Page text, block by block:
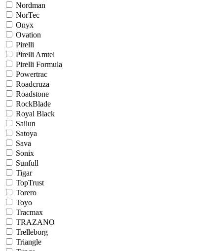
Nordman
NorTec
Onyx
Ovation
Pirelli
Pirelli Amtel
Pirelli Formula
Powertrac
Roadcruza
Roadstone
RockBlade
Royal Black
Sailun
Satoya
Sava
Sonix
Sunfull
Tigar
TopTrust
Torero
Toyo
Tracmax
TRAZANO
Trelleborg
Triangle